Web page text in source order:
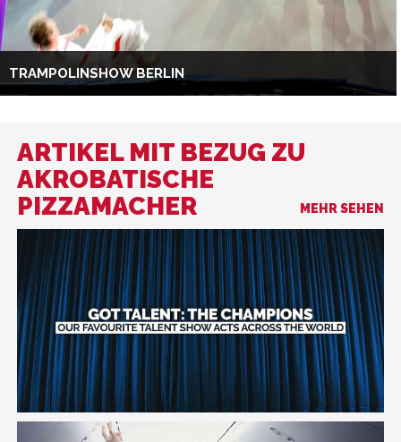
TRAMPOLINSHOW BERLIN
ARTIKEL MIT BEZUG ZU
AKROBATISCHE
PIZZAMACHER
MEHR SEHEN